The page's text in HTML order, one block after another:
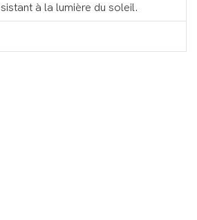
à la lumière du soleil.